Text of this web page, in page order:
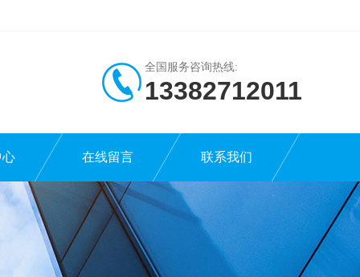
全国服务咨询热线:
13382712011
在线留言 联系我们